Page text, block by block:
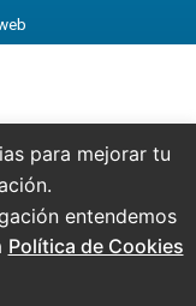
para mejorar tu
entendemos
Política de Cookies